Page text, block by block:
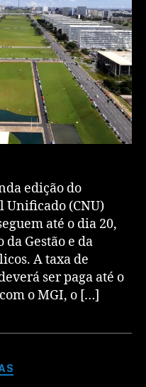
edição do
Unificado (CNU)
até o dia 20,
Gestão e da
A taxa de
ser paga até o
o MGI, o […]